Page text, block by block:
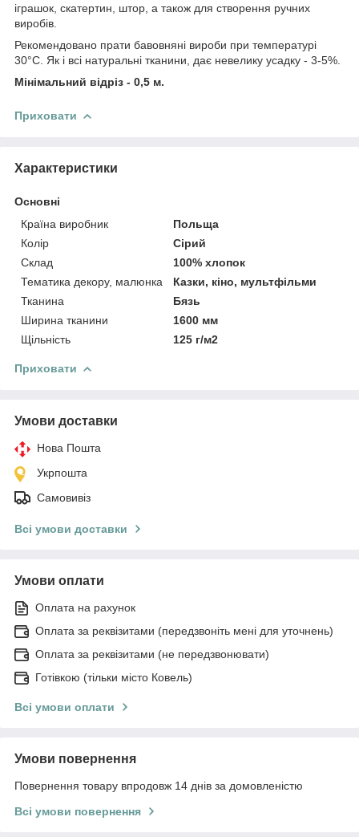
іграшок, скатертин, штор, а також для створення ручних
виробів.
Рекомендовано прати бавовняні вироби при температурі
30°С. Як і всі натуральні тканини, дає невелику усадку - 3-5%.
Мінімальний відріз - 0,5 м.
Приховати
Характеристики
Основні
Країна виробник
Польща
Колір
Сірий
Склад
100% хлопок
Тематика декору, малюнка
Казки, кіно, мультфільми
Тканина
Бязь
Ширина тканини
1600 мм
Щільність
125 г/м2
Приховати
Умови доставки
Нова Пошта
Укрпошта
Самовивіз
Всі умови доставки
Умови оплати
Оплата на рахунок
Оплата за реквізитами (передзвоніть мені для уточнень)
Оплата за реквізитами (не передзвонювати)
Готівкою (тільки місто Ковель)
Всі умови оплати
Умови повернення
Повернення товару впродовж 14 днів за домовленістю
Всі умови повернення